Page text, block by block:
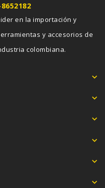
en la importación y
y accesorios de
colombiana.





